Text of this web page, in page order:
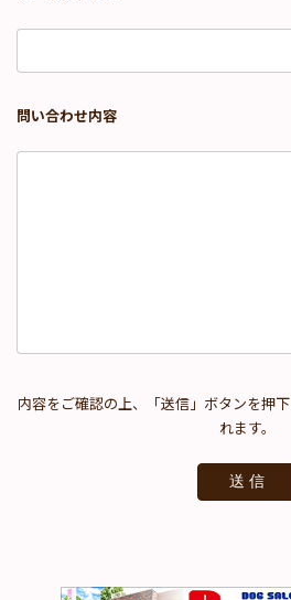
問い合わせ内容
内容をご確認の上、「送信」ボタンを押
れます。